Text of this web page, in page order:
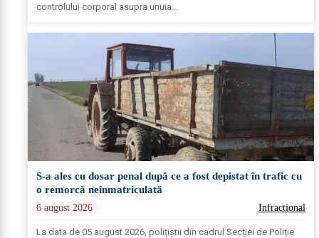
controlului corporal asupra unuia...
S-a ales cu dosar penal după ce a fost depistat în trafic cu
o remorcă neînmatriculată
6 august 2026 Infractional
La data de 05 august 2026, polițiștii din cadrul Secției de Poliție